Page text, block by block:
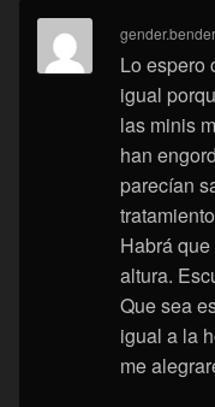
gender.bender
Lo espero
igual
las minis
han
parecían
Habrá
altura.
Que sea
igual a la
me